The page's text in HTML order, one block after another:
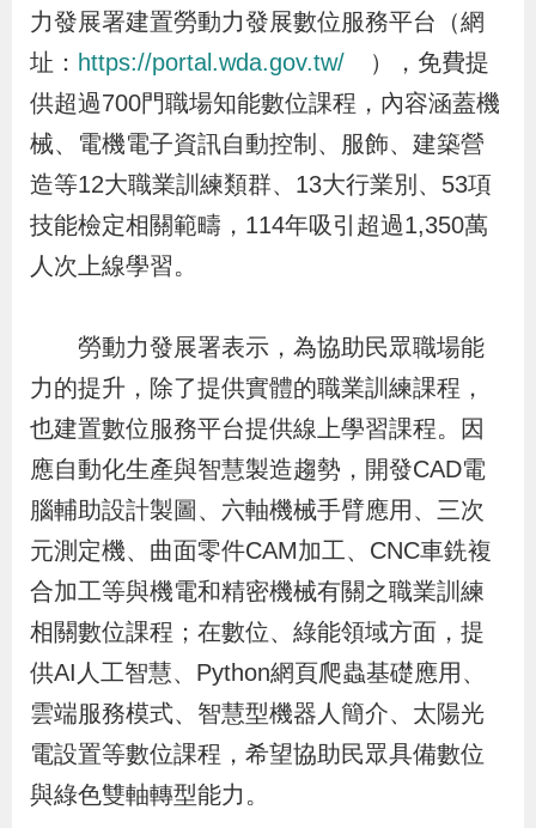
發
布
為
民
服
務
專
區
上
申
辦
宣
導
專
區
力發展署建置勞動力發展數位服務平台（網
址： https://portal.wda.gov.tw/
），免費提
供超過700門職場知能數位課程，內容涵蓋機
械、電機電子資訊自動控制、服飾、建築營
造等12大職業訓練類群、13大行業別、53項
技能檢定相關範疇，114年吸引超過1,350萬
人次上線學習。
勞動力發展署表示，為協助民眾職場能
力的提升，除了提供實體的職業訓練課程，
也建置數位服務平台提供線上學習課程。因
應自動化生產與智慧製造趨勢，開發CAD電
腦輔助設計製圖、六軸機械手臂應用、三次
元測定機、曲面零件CAM加工、CNC車銑複
合加工等與機電和精密機械有關之職業訓練
相關數位課程；在數位、綠能領域方面，提
供AI人工智慧、Python網頁爬蟲基礎應用、
雲端服務模式、智慧型機器人簡介、太陽光
電設置等數位課程，希望協助民眾具備數位
與綠色雙軸轉型能力。